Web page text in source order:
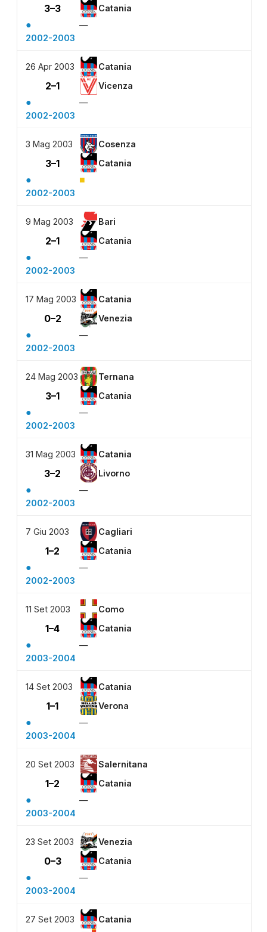
3–3 Catania
●
—
2002-2003
26 Apr 2003 Catania
2–1 Vicenza
●
—
2002-2003
3 Mag 2003 Cosenza
3–1 Catania
● ■
2002-2003
9 Mag 2003 Bari
2–1 Catania
●
—
2002-2003
17 Mag 2003 Catania
0–2 Venezia
●
—
2002-2003
24 Mag 2003 Ternana
3–1 Catania
●
—
2002-2003
31 Mag 2003 Catania
3–2 Livorno
●
—
2002-2003
7 Giu 2003 Cagliari
1–2 Catania
●
—
2002-2003
11 Set 2003 Como
1–4 Catania
●
—
2003-2004
14 Set 2003 Catania
1–1 Verona
●
—
2003-2004
20 Set 2003 Salernitana
1–2 Catania
●
—
2003-2004
23 Set 2003 Venezia
0–3 Catania
●
—
2003-2004
27 Set 2003 Catania